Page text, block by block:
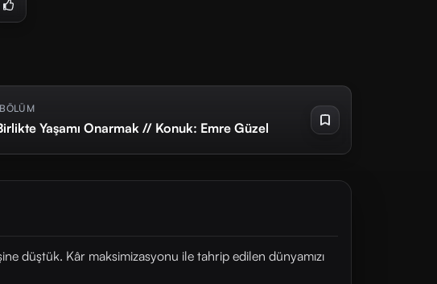
Yaşamı Onarmak // Konuk: Emre Güzel
düştük. Kâr maksimizasyonu ile tahrip edilen dünyamızı